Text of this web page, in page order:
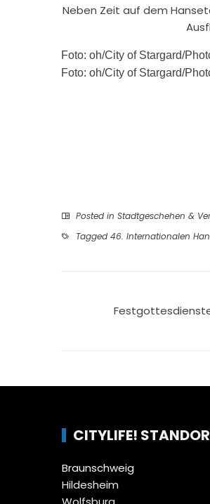
Neben Zeit auf dem
Foto: oh/City of Stargard/
Foto: oh/City of Stargard/
Posted in Stadtgeschehen &
Tagged 46. Internationalen
CITYLIFE!
Braunschweig
Hildesheim